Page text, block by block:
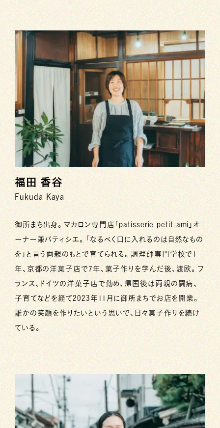
福田 香谷
Fukuda Kaya
御所まち出身。マカロン専門店「patisserie petit ami」オ
ーナー兼パティシエ。「なるべく口に入れるのは自然なもの
を」と言う両親のもとで育てられる。調理師専門学校で1
年、京都の洋菓子店で7年、菓子作りを学んだ後、渡欧。フ
ランス、ドイツの洋菓子店で勤め、帰国後は両親の闘病、
子育てなどを経て2023年11月に御所まちでお店を開業。
誰かの笑顔を作りたいという思いで、日々菓子作りを続け
ている。